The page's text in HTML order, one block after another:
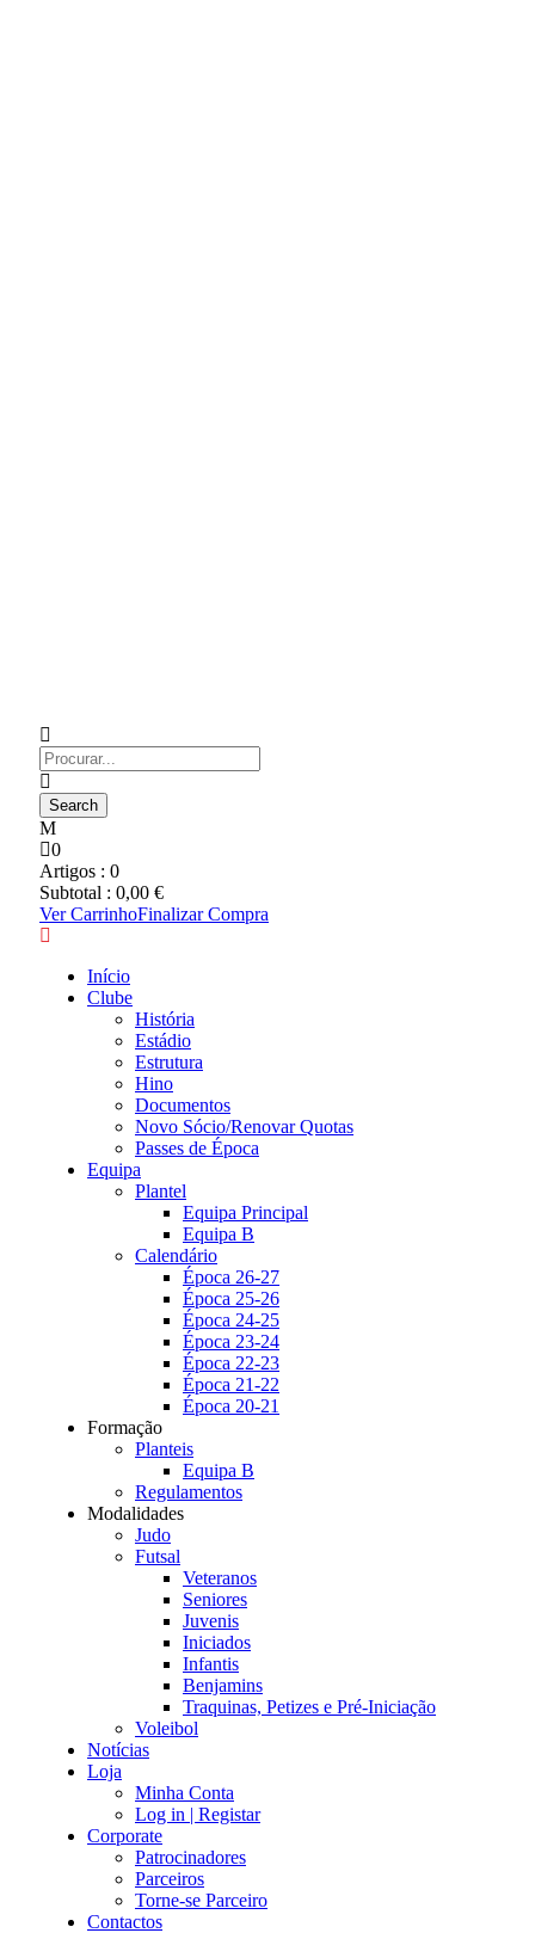
0
Artigos : 0
Subtotal : 0,00 €
Ver CarrinhoFinalizar Compra
Início
Clube
História
Estádio
Estrutura
Hino
Documentos
Novo Sócio/Renovar Quotas
Passes de Época
Equipa
Plantel
Equipa Principal
Equipa B
Calendário
Época 26-27
Época 25-26
Época 24-25
Época 23-24
Época 22-23
Época 21-22
Época 20-21
Formação
Planteis
Equipa B
Regulamentos
Modalidades
Judo
Futsal
Veteranos
Seniores
Juvenis
Iniciados
Infantis
Benjamins
Traquinas, Petizes e Pré-Iniciação
Voleibol
Notícias
Loja
Minha Conta
Log in | Registar
Corporate
Patrocinadores
Parceiros
Torne-se Parceiro
Contactos